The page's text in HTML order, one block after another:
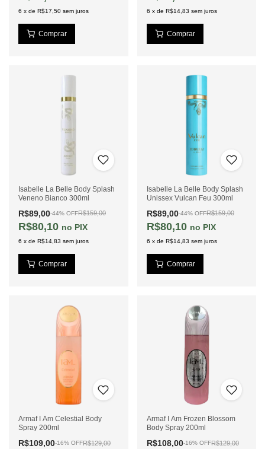
6 x de R$17,50 sem juros 6 x de R$14,83 sem juros
Isabelle La Belle Body Splash
Veneno Bianco 300ml
R$89,00-44% OFFR$159,00
R$80,10 PIX
6 x de R$14,83 sem juros
Isabelle La Belle Body Splash
Unissex Vulcan Feu 300ml
R$89,00-44% OFFR$159,00
R$80,10 PIX
6 x de R$14,83 sem juros
Armaf I Am Celestial Body
Spray 200ml
R$109,00-16% OFFR$129,00
Armaf I Am Frozen Blossom
Body Spray 200ml
R$108,00-16% OFFR$129,00